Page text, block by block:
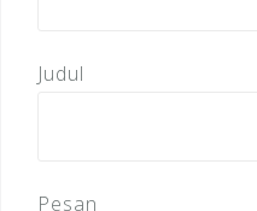
Judul
Pesan